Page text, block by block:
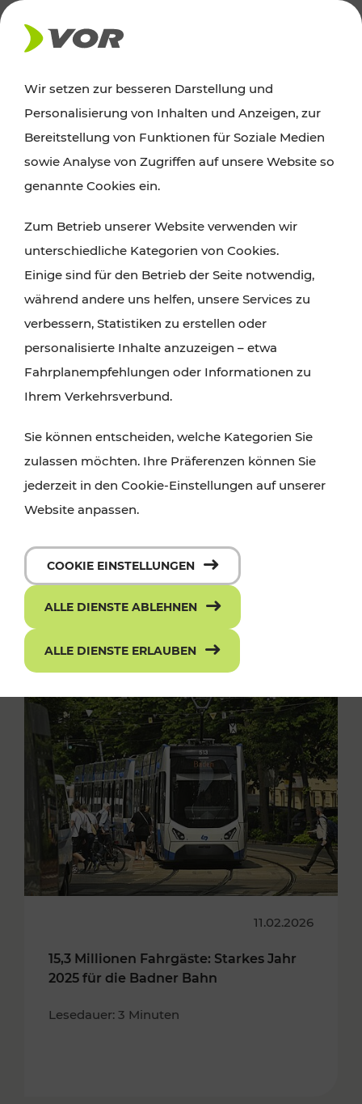
AKTUELLES
News
Alle wichtigen Meldungen zu Fahrplanänderungen,
finden Sie hier im Überblick.
11.02.2026
15,3 Millionen Fahrgäste: Starkes Jahr
2025 für die Badner Bahn
Lesedauer: 3 Minuten
Wir setzen zur besseren Darstellung und
Personalisierung von Inhalten und Anzeigen, zur
Bereitstellung von Funktionen für Soziale Medien
sowie Analyse von Zugriffen auf unsere Website so
genannte Cookies ein.
Zum Betrieb unserer Website verwenden wir
unterschiedliche Kategorien von Cookies.
Einige sind für den Betrieb der Seite notwendig,
während andere uns helfen, unsere Services zu
verbessern, Statistiken zu erstellen oder
personalisierte Inhalte anzuzeigen – etwa
Fahrplanempfehlungen oder Informationen zu
Ihrem Verkehrsverbund.
Sie können entscheiden, welche Kategorien Sie
zulassen möchten. Ihre Präferenzen können Sie
jederzeit in den Cookie-Einstellungen auf unserer
Website anpassen.
COOKIE EINSTELLUNGEN
ALLE DIENSTE ABLEHNEN
ALLE DIENSTE ERLAUBEN